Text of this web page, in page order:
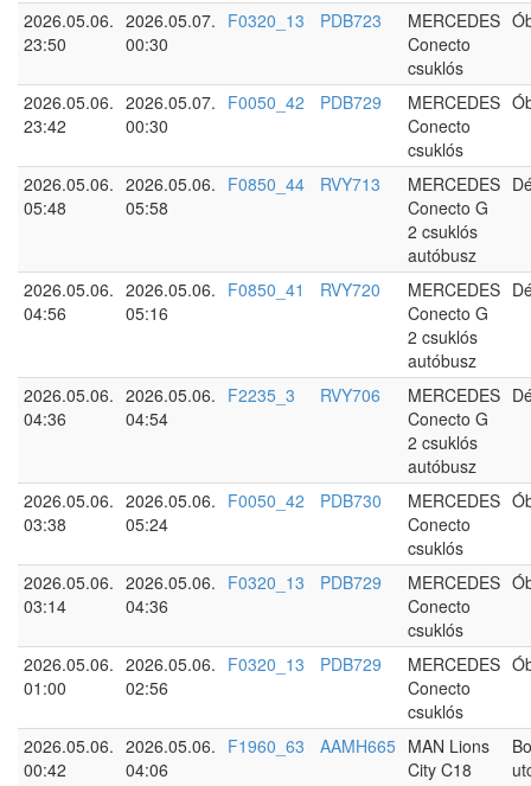
2026.05.06.
23:50
2026.05.07.
00:30
F0320_13 PDB723
MERCEDES
Conecto
csuklós
2026.05.06.
23:42
2026.05.07.
00:30
F0050_42 PDB729
MERCEDES
Conecto
csuklós
2026.05.06.
05:48
2026.05.06.
05:58
F0850_44 RVY713
MERCEDES
Conecto G
2 csuklós
autóbusz
2026.05.06.
04:56
2026.05.06.
05:16
F0850_41 RVY720
MERCEDES
Conecto G
2 csuklós
autóbusz
2026.05.06.
04:36
2026.05.06.
04:54
F2235_3 RVY706
MERCEDES
Conecto G
2 csuklós
autóbusz
2026.05.06.
03:38
2026.05.06.
05:24
F0050_42 PDB730
MERCEDES
Conecto
csuklós
2026.05.06.
03:14
2026.05.06.
04:36
F0320_13 PDB729
MERCEDES
Conecto
csuklós
2026.05.06.
01:00
2026.05.06.
02:56
F0320_13 PDB729
MERCEDES
Conecto
csuklós
2026.05.06.
00:42
2026.05.06.
04:06
F1960_63 AAMH665 MAN Lions
City C18